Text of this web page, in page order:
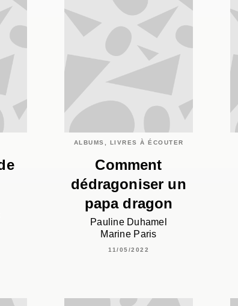
ALBUMS, LIVRES À ÉCOUTER
Comment
dédragoniser un
papa dragon
Pauline Duhamel
Marine Paris
11/05/2022